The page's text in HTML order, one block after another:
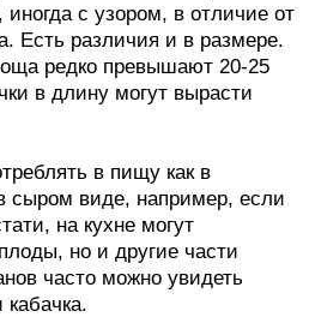
с узором, в отличие от
Есть различия и в размере.
редко превышают 20-25
в длину могут вырасти
в пищу как в
сыром виде, например, если
на кухне могут
но и другие части
часто можно увидеть